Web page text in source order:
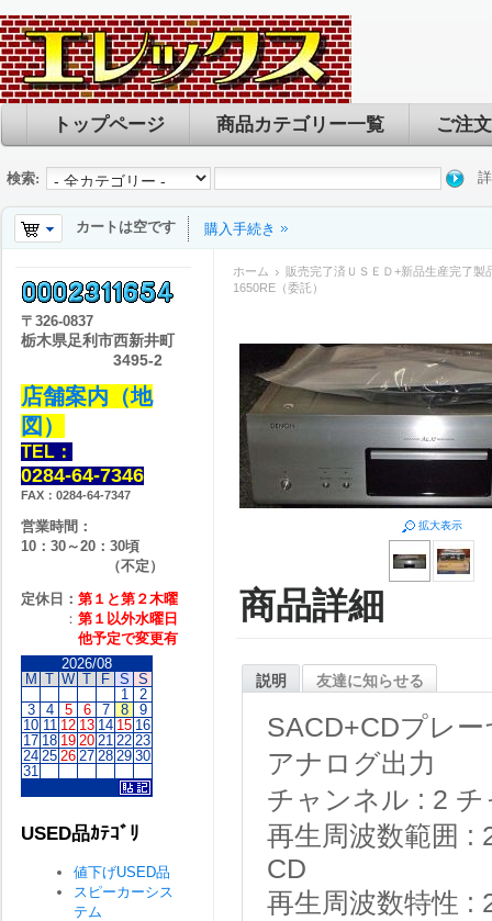
トップページ 商品カテゴリー一覧 ご注
検索:
カートは空です 購入手続き
ホーム
販売完了済ＵＳＥＤ+新品生産完了製
1650RE（委託）
拡大表示
商品詳細
説明 友達に知らせる
SACD+CDプレー
アナログ出力
チャンネル : 2
再生周波数範
CD
再生周波数特性
〒 326-0837
栃木県足利市西新井町
3495-2
店舗案内（地
図）
TEL：
0284-64-7346
FAX：0284-64-7347
営業時間：
10：30～20：30頃
（不定）
定休日： 第１と第２木曜
： 第１以外水曜日
他予定で変更有
2026/08
M T W T F S S
1
2
3
4 5 6 7 8
9
10 11 12 13 14 15 16
17 18 19 20 21 22 23
24 25 26 27 28 29 30
31
USED品ｶﾃｺﾞﾘ
値下げUSED品
スピーカーシス
テム